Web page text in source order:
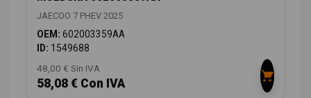
JAECOO 7 PHEV 2025
OEM: 602003359AA
ID: 1549688
48,00 € Sin IVA
58,08 € Con IVA